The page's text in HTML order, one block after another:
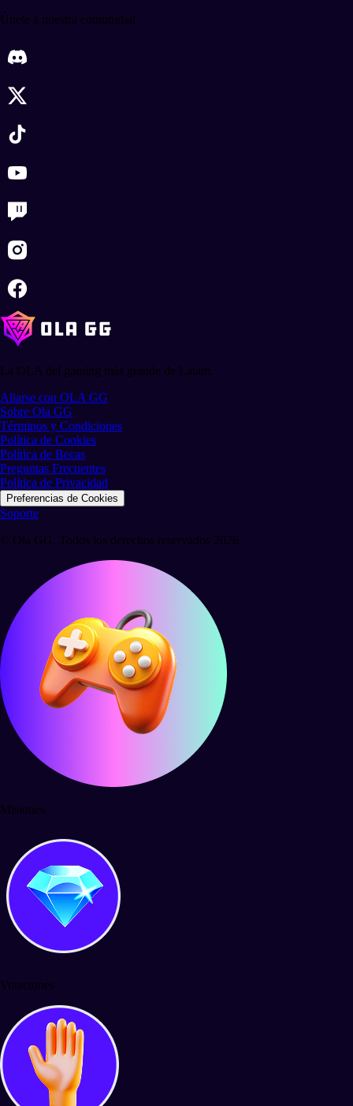
Únete a nuestra comunidad
La OLA del gaming más grande de Latam.
Aliarse con OLA GG
Sobre Ola GG
Términos y Condiciones
Política de Cookies
Política de Becas
Preguntas Frecuentes
Política de Privacidad
Preferencias de Cookies
Soporte
© Ola GG. Todos los derechos reservados 2026.
Misiones
Votaciones